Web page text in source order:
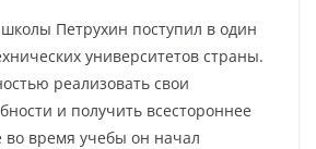
Петрухин поступил в один
университетов страны.
реализовать свои
и получить всестороннее
во время учебы он начал